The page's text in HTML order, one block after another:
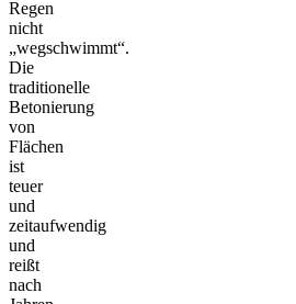
Regen
nicht
„wegschwimmt“.
Die
traditionelle
Betonierung
von
Flächen
ist
teuer
und
zeitaufwendig
und
reißt
nach